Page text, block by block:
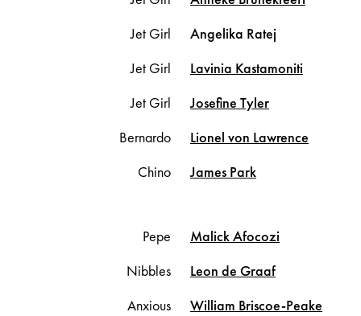
Jet Girl
Angelika Ratej
Jet Girl
Lavinia Kastamoniti
Jet Girl
Josefine Tyler
Bernardo
Lionel von Lawrence
Chino
James Park
Pepe MalickAfocozi
Nibbles
Leon de Graaf
Anxious
William Briscoe-Peake